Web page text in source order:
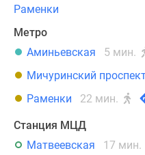
Раменки
Метро
Аминьевская
5 мин.
Мичуринский
Раменки
22 мин.
Станция МЦД
Матвеевская
17 мин.